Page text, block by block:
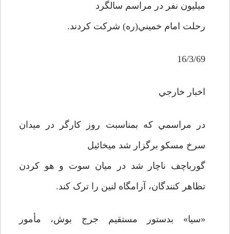
ميليون نفر در مراسم سالگرد
رحلت امام خميني(ره) شرکت کردند.
16/3/69
اخبار خارجي
در مراسمي که بمناسبت روز کارگر در ميدان
سرخ مسکو برگزار شد ميخائيل
گورباچف ناچار شد در ميان سوت و هو کردن
تظاهر کنندگان، آرامگاه لنين را ترک کند.
«سيا» بدستور مستقيم جرج بوش، مأمور